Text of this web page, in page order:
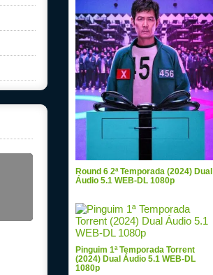
Round 6 2ª Temporada (2024) Dual
Áudio 5.1 WEB-DL 1080p
Pinguim 1ª Temporada Torrent
(2024) Dual Áudio 5.1 WEB-DL
1080p